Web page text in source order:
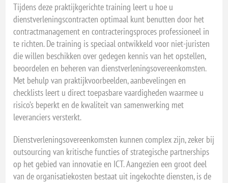
Tijdens deze praktijkgerichte training leert u hoe u
dienstverleningscontracten optimaal kunt benutten door het
contractmanagement en contracteringsproces professioneel in
te richten. De training is speciaal ontwikkeld voor niet-juristen
die willen beschikken over gedegen kennis van het opstellen,
beoordelen en beheren van dienstverleningsovereenkomsten.
Met behulp van praktijkvoorbeelden, aanbevelingen en
checklists leert u direct toepasbare vaardigheden waarmee u
risico’s beperkt en de kwaliteit van samenwerking met
leveranciers versterkt.
Dienstverleningsovereenkomsten kunnen complex zijn, zeker bij
outsourcing van kritische functies of strategische partnerships
op het gebied van innovatie en ICT. Aangezien een groot deel
van de organisatiekosten bestaat uit ingekochte diensten, is de